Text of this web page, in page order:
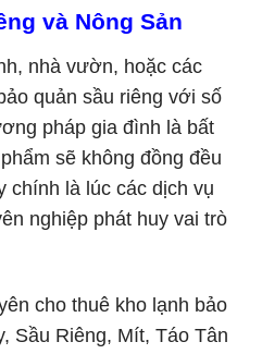
và Nông Sản
nhà vườn, hoặc các
quản sầu riêng với số
pháp gia đình là bất
sẽ không đồng đều
chính là lúc các dịch vụ
nghiệp phát huy vai trò
cho thuê kho lạnh bảo
Sầu Riêng, Mít, Táo Tân